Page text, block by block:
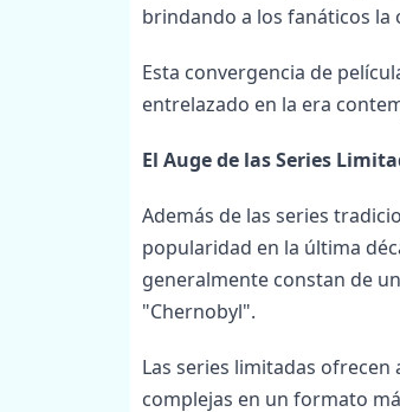
brindando a los fanáticos
Esta convergencia de
entrelazado en la era
El Auge de las Series
Además de las series
popularidad en la última
generalmente constan de
"Chernobyl".
Las series limitadas
complejas en un formato